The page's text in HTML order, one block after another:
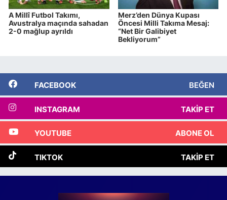
A Millî Futbol Takımı,
Avustralya maçında sahadan
2-0 mağlup ayrıldı
Merz’den Dünya Kupası
Öncesi Milli Takıma Mesaj:
“Net Bir Galibiyet
Bekliyorum”
FACEBOOK BEĞEN
INSTAGRAM TAKIP ET
YOUTUBE ABONE OL
TIKTOK TAKIP ET